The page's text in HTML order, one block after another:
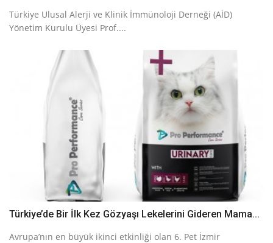
Türkiye Ulusal Alerji ve Klinik İmmünoloji Derneği (AİD)
Yönetim Kurulu Üyesi Prof....
Türkiye’de Bir İlk Kez Gözyaşı Lekelerini Gideren Mama...
Avrupa’nın en büyük ikinci etkinliği olan 6. Pet İzmir